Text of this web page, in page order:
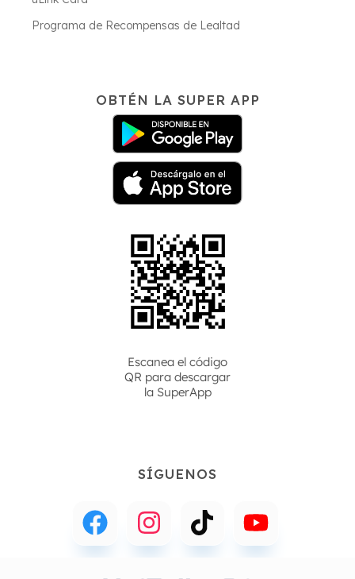
Programa de Recompensas de Lealtad
OBTÉN LA SUPER APP
Escanea el código
QR para descargar
la SuperApp
SÍGUENOS